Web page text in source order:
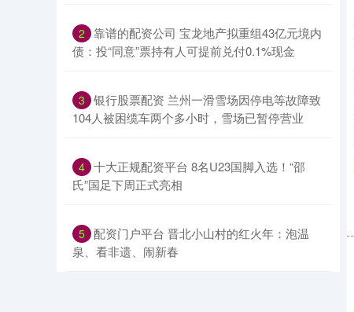
2 ​靠谱的配资公司 宝龙地产拟重组43亿元境内
债：投“同意”票持有人可提前兑付0.1%现金
3 ​银行股票配资 兰州一滑雪场因停电等故障致
104人被困缆车两个多小时，雪场已暂停营业
4 ​十大正规配资平台 8名U23国脚入选！“邵
氏”国足下周正式亮相
5 ​配资门户平台 晋北小山村的红火年：泡温
泉、看非遗、闹新春